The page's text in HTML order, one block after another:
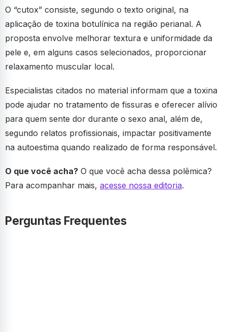
O “cutox” consiste, segundo o texto original, na
aplicação de toxina botulínica na região perianal. A
proposta envolve melhorar textura e uniformidade da
pele e, em alguns casos selecionados, proporcionar
relaxamento muscular local.
Especialistas citados no material informam que a toxina
pode ajudar no tratamento de fissuras e oferecer alívio
para quem sente dor durante o sexo anal, além de,
segundo relatos profissionais, impactar positivamente
na autoestima quando realizado de forma responsável.
O que você acha? O que você acha dessa polêmica?
Para acompanhar mais, acesse nossa editoria.
Perguntas Frequentes